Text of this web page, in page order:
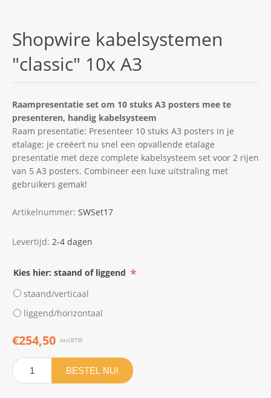
Shopwire kabelsystemen
"classic" 10x A3
Raampresentatie set om 10 stuks A3 posters mee te
presenteren, handig kabelsysteem
Raam presentatie: Presenteer 10 stuks A3 posters in je
etalage; je creëert nu snel een opvallende etalage
presentatie met deze complete kabelsysteem set voor 2 rijen
van 5 A3 posters. Combineer een luxe uitstraling met
gebruikers gemak!
Artikelnummer: SWSet17
Levertijd: 2-4 dagen
Kies hier: staand of liggend *
staand/verticaal
liggend/horizontaal
€254,50 excl.BTW
BESTEL NU!